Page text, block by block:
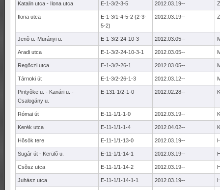
Katalin utca - Ilona utca E-1-3/2-3-5 2012.03.19--
Ilona utca
E-1-3/1-4-5-2 (2-3-
5-2)
2012.03.19--
Jenõ u.-Murányi u. E-1-3/2-24-10-3 2012.03.05--
Aradi utca E-1-3/2-24-10-3-1 2012.03.05--
Regõczi utca E-1-3/2-26-1 2012.03.05--
Tárnoki út E-1-3/2-26-1-3 2012.03.12--
Pintyõke u. - Kanári u. -
Csalogány u.
E-131-1/2-1-0 2012.02.28--
Római út E-11-1/1-1-0 2012.03.19--
Kerék utca E-11-1/1-1-4 2012.04.02--
Hõsök tere E-11-1/1-13-0 2012.03.19--
Sugár út - Kerülõ u. E-11-1/1-14-1 2012.03.19--
Csõsz utca E-11-1/1-14-2 2012.03.19--
Juhász utca E-11-1/1-14-1-1 2012.03.19--